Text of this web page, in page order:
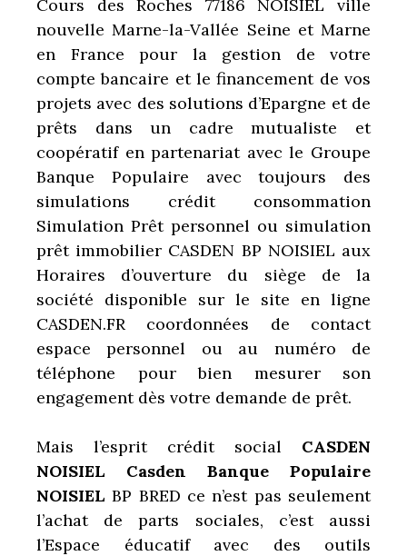
Cours des Roches 77186 NOISIEL ville
nouvelle Marne-la-Vallée Seine et Marne
en France
pour la gestion de votre
compte bancaire et le financement de vos
projets avec des solutions d’Epargne et de
prêts dans un cadre mutualiste et
coopératif en partenariat avec le Groupe
Banque Populaire avec toujours des
simulations crédit consommation
Simulation Prêt personnel ou simulation
prêt immobilier CASDEN BP NOISIEL aux
Horaires d’ouverture du siège de la
société disponible sur le site en ligne
CASDEN.FR coordonnées de contact
espace personnel ou au numéro de
téléphone pour bien mesurer son
engagement dès votre demande de prêt.
Mais l’esprit crédit social CASDEN
NOISIEL Casden Banque Populaire
NOISIELBP BRED ce n’est pas seulement
l’achat de parts sociales, c’est aussi
l’Espace éducatif avec des outils